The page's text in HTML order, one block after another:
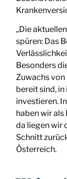
„Die
spüren: Das
Besonders
Zuwachs von
bereit sind,
investieren.
haben wir als
da liegen wir
Schnitt
Österreich.